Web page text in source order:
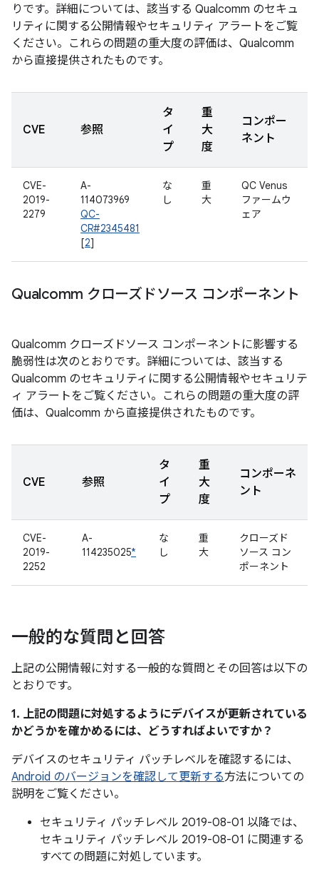
りです。詳細については、該当する Qualcomm のセキュ
リティに関する公開情報やセキュリティ アラートをご覧
ください。これらの問題の重大度の評価は、Qualcomm
から直接提供されたものです。
CVE 参照
タ
イ
プ
重
大
度
コンポー
ネント
CVE-
2019-
2279
A-
114073969
QC-
CR#2345481
[2]
な
し
重
大
QC Venus
ファームウ
ェア
Qualcomm クローズドソース コンポーネント
Qualcomm クローズドソース コンポーネントに影響する
脆弱性は次のとおりです。詳細については、該当する
Qualcomm のセキュリティに関する公開情報やセキュリテ
ィ アラートをご覧ください。これらの問題の重大度の評
価は、Qualcomm から直接提供されたものです。
CVE 参照
タ
イ
プ
重
大
度
コンポーネ
ント
CVE-
2019-
2252
A-
114235025*
な
し
重
大
クローズド
ソース コン
ポーネント
一般的な質問と回答
上記の公開情報に対する一般的な質問とその回答は以下の
とおりです。
1. 上記の問題に対処するようにデバイスが更新されている
かどうかを確かめるには、どうすればよいですか？
デバイスのセキュリティ パッチレベルを確認するには、
Android のバージョンを確認して更新する方法についての
説明をご覧ください。
セキュリティ パッチレベル 2019-08-01 以降では、
セキュリティ パッチレベル 2019-08-01 に関連する
すべての問題に対処しています。